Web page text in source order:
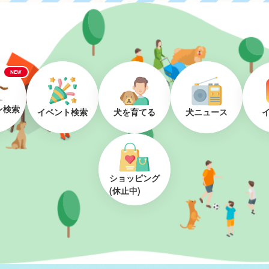
NEW
検索 イベント検索 犬を育てる 犬ニュース
ショッピング
(休止中)